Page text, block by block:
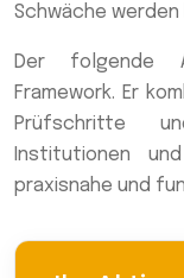
Schwäche werden
Der folgende
Framework. Er
Prüfschritte
Institutionen
praxisnahe und